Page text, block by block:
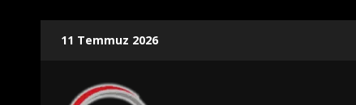
11 Temmuz 2026